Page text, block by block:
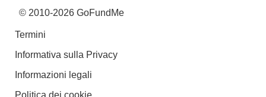
© 2010-2026 GoFundMe
Termini
Informativa sulla Privacy
Informazioni legali
Politica dei cookie